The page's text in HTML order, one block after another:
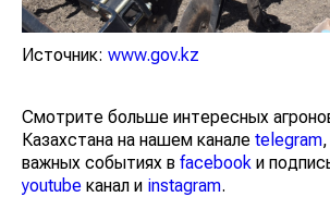
Источник: www.gov.kz
Смотрите больше интересных
Казахстана на нашем канале telegram
важных событиях в facebook и
youtube канал и instagram.